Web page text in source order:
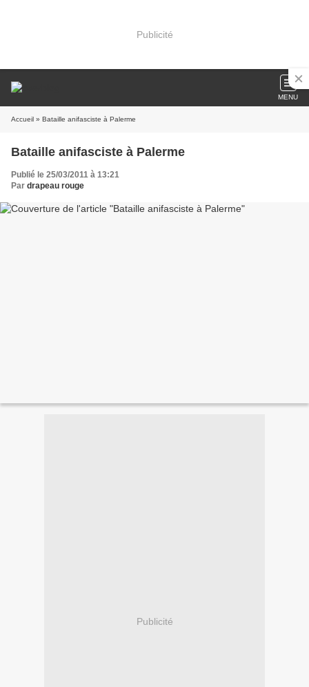
Publicité
MENU
Accueil » Bataille anifasciste à Palerme
Bataille anifasciste à Palerme
Publié le 25/03/2011 à 13:21
Par drapeau rouge
Publicité